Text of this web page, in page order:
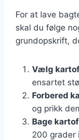
For at lave
skal du følge
grundopskrift,
Vælg
ensartet
Forbered
og prikk
Bage
200 grader